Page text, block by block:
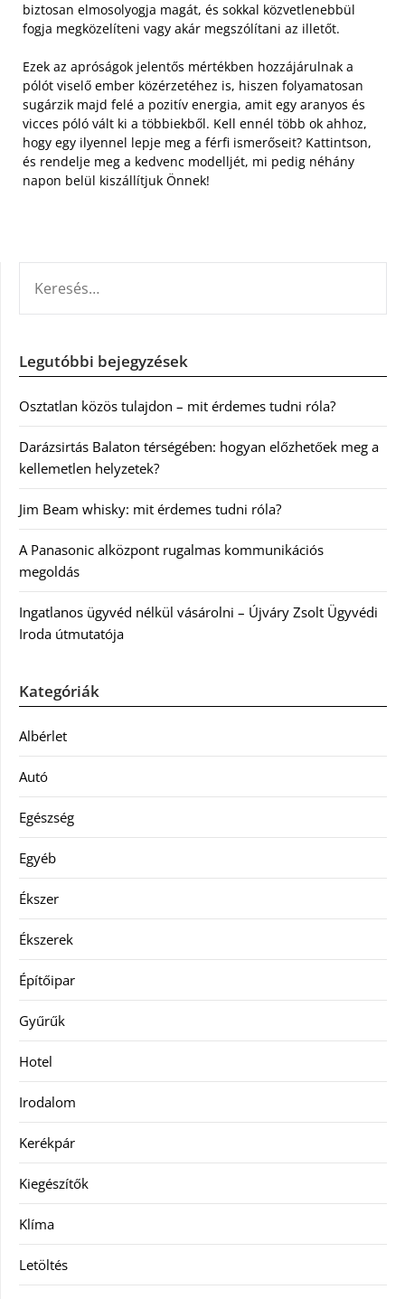
biztosan elmosolyogja magát, és sokkal közvetlenebbül
fogja megközelíteni vagy akár megszólítani az illetőt.
Ezek az apróságok jelentős mértékben hozzájárulnak a
pólót viselő ember közérzetéhez is, hiszen folyamatosan
sugárzik majd felé a pozitív energia, amit egy aranyos és
vicces póló vált ki a többiekből. Kell ennél több ok ahhoz,
hogy egy ilyennel lepje meg a férfi ismerőseit? Kattintson,
és rendelje meg a kedvenc modelljét, mi pedig néhány
napon belül kiszállítjuk Önnek!
Legutóbbi bejegyzések
Osztatlan közös tulajdon – mit érdemes tudni róla?
Darázsirtás Balaton térségében: hogyan előzhetőek meg a
kellemetlen helyzetek?
Jim Beam whisky: mit érdemes tudni róla?
A Panasonic alközpont rugalmas kommunikációs
megoldás
Ingatlanos ügyvéd nélkül vásárolni – Újváry Zsolt Ügyvédi
Iroda útmutatója
Kategóriák
Albérlet
Autó
Egészség
Egyéb
Ékszer
Ékszerek
Építőipar
Gyűrűk
Hotel
Irodalom
Kerékpár
Kiegészítők
Klíma
Letöltés